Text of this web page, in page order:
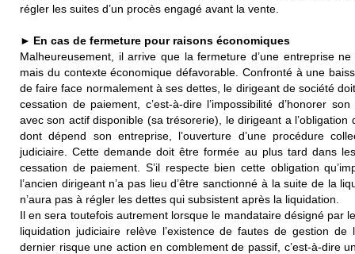
régler les suites d’un procès engagé avant la vente.
► En cas de fermeture pour raisons économiques
Malheureusement, il arrive que la fermeture d’une entreprise
mais du contexte économique défavorable. Confronté à une
de faire face normalement à ses dettes, le dirigeant de société
cessation de paiement, c’est-à-dire l’impossibilité d’honorer
avec son actif disponible (sa trésorerie), le dirigeant a
dont dépend son entreprise, l’ouverture d’une procédure
judiciaire. Cette demande doit être formée au plus tard dans
cessation de paiement. S’il respecte bien cette obligation
l’ancien dirigeant n’a pas lieu d’être sanctionné à la suite de la
n’aura pas à régler les dettes qui subsistent après la liquidation.
Il en sera toutefois autrement lorsque le mandataire désigné par
liquidation judiciaire relève l’existence de fautes de gestion
dernier risque une action en comblement de passif, c’est-à-dire